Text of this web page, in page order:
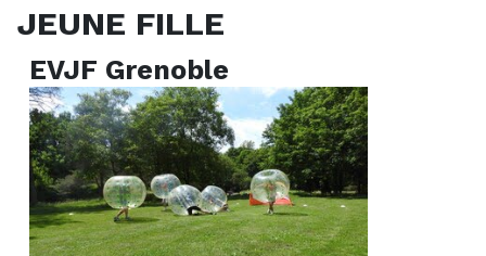
JEUNE FILLE
EVJF Grenoble